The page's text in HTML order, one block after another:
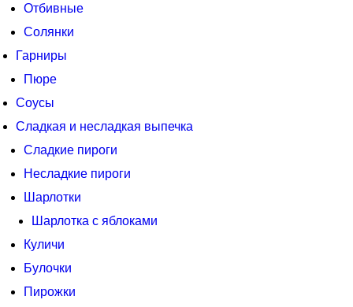
Отбивные
Солянки
Гарниры
Пюре
Соусы
Сладкая и несладкая выпечка
Сладкие пироги
Несладкие пироги
Шарлотки
Шарлотка с яблоками
Куличи
Булочки
Пирожки